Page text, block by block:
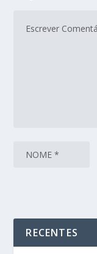
RECENTES